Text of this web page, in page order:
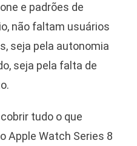
e padrões de
não faltam usuários
seja pela autonomia
seja pela falta de
tudo o que
Apple Watch Series 8